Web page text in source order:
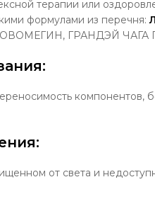
терапии или
формулами из перечня:
ГРАНДЭЙ ЧАГА
от света и